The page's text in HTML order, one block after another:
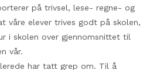
på trivsel, lese- regne- og
våre elever trives godt på skolen,
i skolen over gjennomsnittet til
vår.
har tatt grep om. Til å